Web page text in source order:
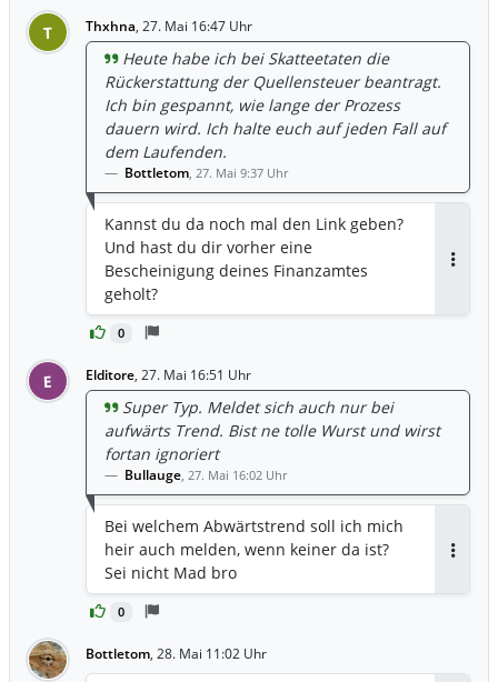
T Thxhna, 27. Mai 16:47 Uhr
0
Heute habe ich bei Skatteetaten die
Rückerstattung der Quellensteuer beantragt.
Ich bin gespannt, wie lange der Prozess
dauern wird. Ich halte euch auf jeden Fall auf
dem Laufenden.
Bottletom, 27. Mai 9:37 Uhr
Kannst du da noch mal den Link geben?
Und hast du dir vorher eine
Bescheinigung deines Finanzamtes
geholt?
E Elditore, 27. Mai 16:51 Uhr
0
Super Typ. Meldet sich auch nur bei
aufwärts Trend. Bist ne tolle Wurst und wirst
fortan ignoriert
Bullauge, 27. Mai 16:02 Uhr
Bei welchem Abwärtstrend soll ich mich
heir auch melden, wenn keiner da ist?
Sei nicht Mad bro
Bottletom, 28. Mai 11:02 Uhr